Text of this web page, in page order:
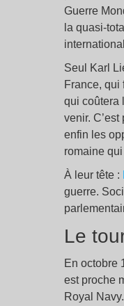
Guerre
la quasi-
Seul Karl
France, qui
qui coûtera
venir.
enfin les
romaine
À leur tête :
guerre.
Le
En octobre
est proche
Royal